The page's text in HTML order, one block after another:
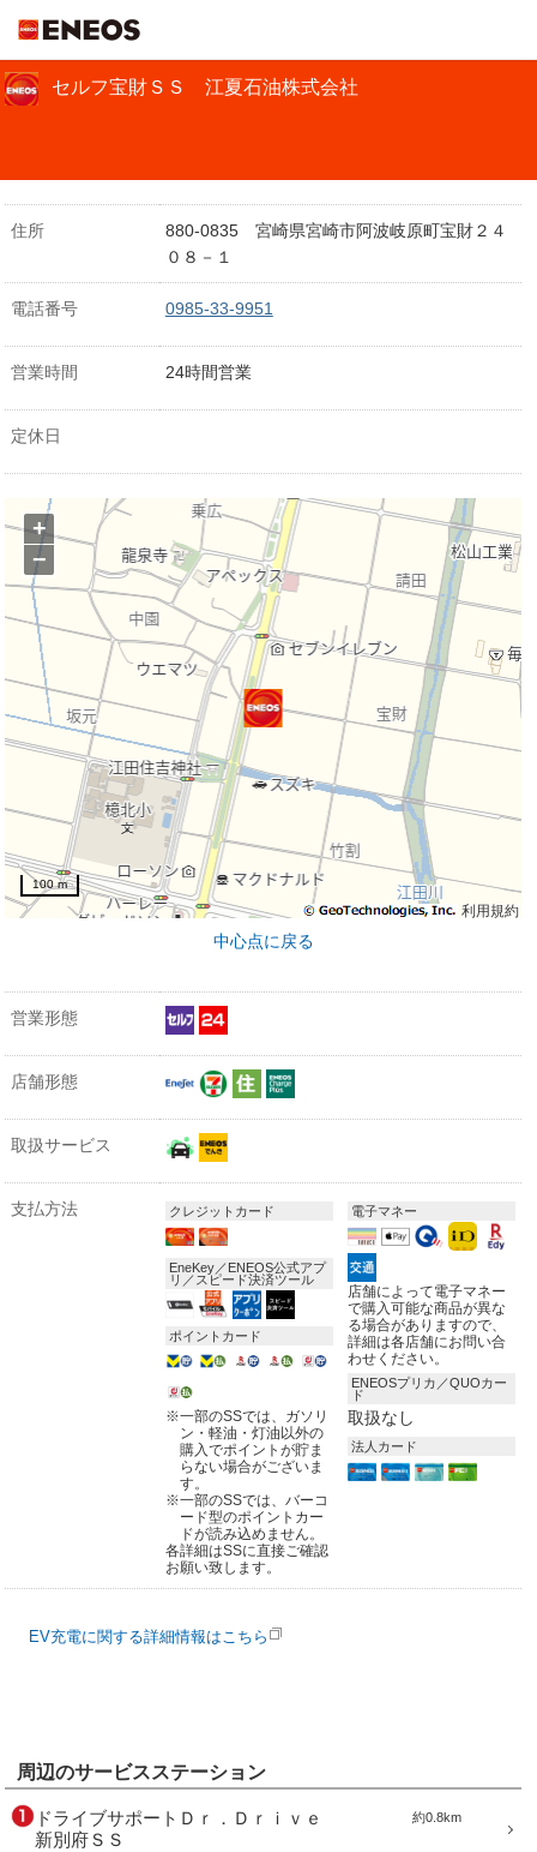
セルフ宝財ＳＳ 江夏石油株式会社
住所
880-0835 宮崎県宮崎市阿波岐原町宝財２４
０８－１
電話番号 0985-33-9951
営業時間 24時間営業
定休日
利用規約
+
−
100 m
中心点に戻る
営業形態
店舗形態
取扱サービス
支払方法 クレジットカード
EneKey／ENEOS公式アプ
リ／スピード決済ツール
ポイントカード
※一部のSSでは、ガソリ
ン・軽油・灯油以外の
購入でポイントが貯ま
らない場合がございま
す。
※一部のSSでは、バーコ
ード型のポイントカー
ドが読み込めません。
各詳細はSSに直接ご確認
お願い致します。
電子マネー
店舗によって電子マネー
で購入可能な商品が異な
る場合がありますので、
詳細は各店舗にお問い合
わせください。
ENEOSプリカ／QUOカー
ド
取扱なし
法人カード
EV充電に関する詳細情報はこちら
周辺のサービスステーション
約0.8km
ドライブサポートＤｒ．Ｄｒｉｖｅ
新別府ＳＳ